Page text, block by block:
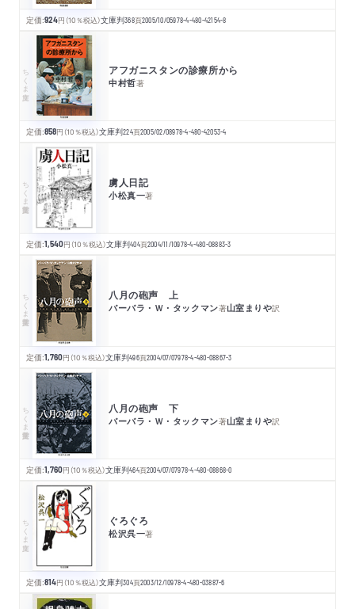
定価:924円 （10％税込）文庫判368頁2005/10/05978-4-480-42154-8
ちくま文庫 アフガニスタンの診療所から
中村哲著
定価:858円 （10％税込）文庫判224頁2005/02/08978-4-480-42053-4
ちくま学芸文庫 虜人日記
小松真一著
定価:1,540円 （10％税込）文庫判404頁2004/11/10978-4-480-08883-3
ちくま学芸文庫 八月の砲声 上
バーバラ・Ｗ・タックマン著山室まりや訳
定価:1,760円 （10％税込）文庫判496頁2004/07/07978-4-480-08867-3
ちくま学芸文庫 八月の砲声 下
バーバラ・Ｗ・タックマン著山室まりや訳
定価:1,760円 （10％税込）文庫判464頁2004/07/07978-4-480-08868-0
ちくま文庫 ぐろぐろ
松沢呉一著
定価:814円 （10％税込）文庫判304頁2003/12/10978-4-480-03887-6